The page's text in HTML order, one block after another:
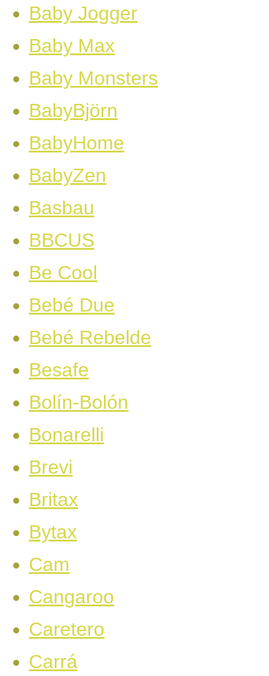
Baby Jogger
Baby Max
Baby Monsters
BabyBjörn
BabyHome
BabyZen
Basbau
BBCUS
Be Cool
Bebé Due
Bebé Rebelde
Besafe
Bolín-Bolón
Bonarelli
Brevi
Britax
Bytax
Cam
Cangaroo
Caretero
Carrá